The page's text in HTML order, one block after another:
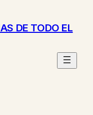
DE TODO EL